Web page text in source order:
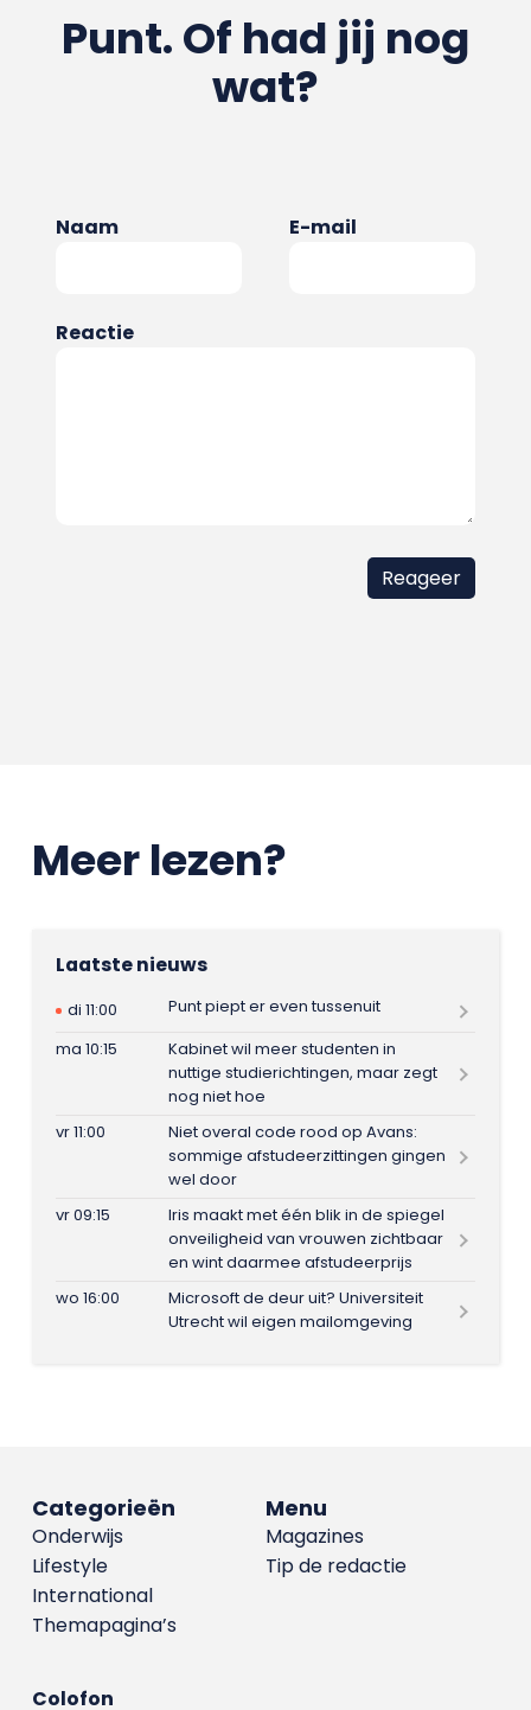
Punt. Of had jij nog
wat?
Naam E-mail
Reactie
Meer lezen?
Laatste nieuws
di 11:00
Punt piept er even tussenuit
ma 10:15
Kabinet wil meer studenten in
nuttige studierichtingen, maar zegt
nog niet hoe
vr 11:00
Niet overal code rood op Avans:
sommige afstudeerzittingen gingen
wel door
vr 09:15
Iris maakt met één blik in de spiegel
onveiligheid van vrouwen zichtbaar
en wint daarmee afstudeerprijs
wo 16:00
Microsoft de deur uit? Universiteit
Utrecht wil eigen mailomgeving
Menu
Magazines
Tip de redactie
Categorieën
Onderwijs
Lifestyle
International
Themapagina’s
Colofon